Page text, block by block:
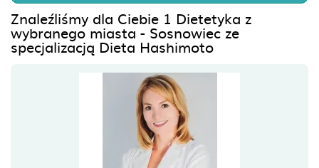
Znaleźliśmy dla Ciebie 1 Dietetyka z
wybranego miasta - Sosnowiec ze
specjalizacją Dieta Hashimoto